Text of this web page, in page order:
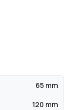
65 mm
120 mm